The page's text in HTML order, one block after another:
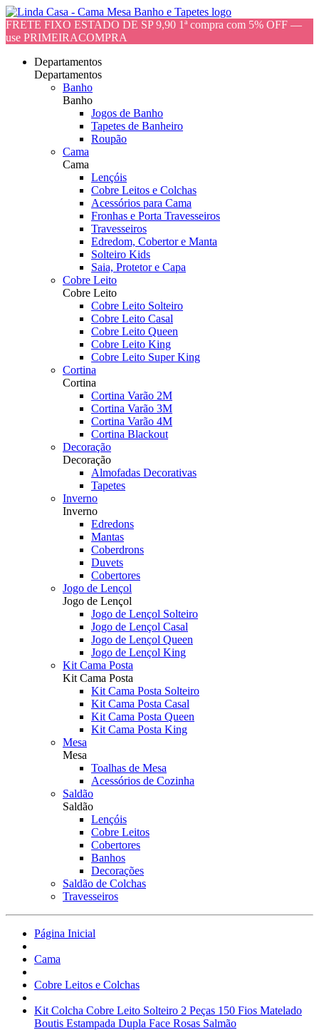
FRETE FIXO ESTADO DE SP 9,90 1ª compra com 5% OFF —
use PRIMEIRACOMPRA
Departamentos
Departamentos
Banho
Banho
Jogos de Banho
Tapetes de Banheiro
Roupão
Cama
Cama
Lençóis
Cobre Leitos e Colchas
Acessórios para Cama
Fronhas e Porta Travesseiros
Travesseiros
Edredom, Cobertor e Manta
Solteiro Kids
Saia, Protetor e Capa
Cobre Leito
Cobre Leito
Cobre Leito Solteiro
Cobre Leito Casal
Cobre Leito Queen
Cobre Leito King
Cobre Leito Super King
Cortina
Cortina
Cortina Varão 2M
Cortina Varão 3M
Cortina Varão 4M
Cortina Blackout
Decoração
Decoração
Almofadas Decorativas
Tapetes
Inverno
Inverno
Edredons
Mantas
Coberdrons
Duvets
Cobertores
Jogo de Lençol
Jogo de Lençol
Jogo de Lençol Solteiro
Jogo de Lençol Casal
Jogo de Lençol Queen
Jogo de Lençol King
Kit Cama Posta
Kit Cama Posta
Kit Cama Posta Solteiro
Kit Cama Posta Casal
Kit Cama Posta Queen
Kit Cama Posta King
Mesa
Mesa
Toalhas de Mesa
Acessórios de Cozinha
Saldão
Saldão
Lençóis
Cobre Leitos
Cobertores
Banhos
Decorações
Saldão de Colchas
Travesseiros
Página Inicial
Cama
Cobre Leitos e Colchas
Kit Colcha Cobre Leito Solteiro 2 Peças 150 Fios Matelado
Boutis Estampada Dupla Face Rosas Salmão